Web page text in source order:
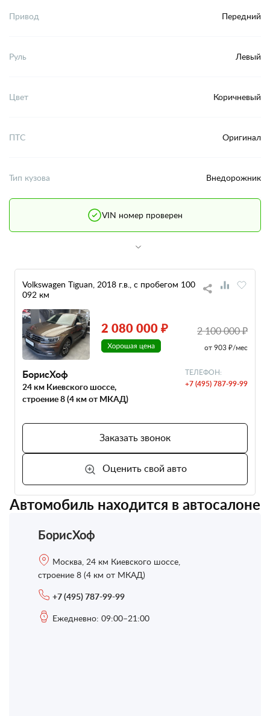
Привод Передний
Руль Левый
Цвет Коричневый
ПТС Оригинал
Тип кузова Внедорожник
VIN номер проверен
Volkswagen Tiguan, 2018 г.в., с пробегом 100
092 км
2 080 000 ₽ 2 100 000 ₽
от 903 ₽/мес
БорисХоф
24 км Киевского шоссе,
строение 8 (4 км от МКАД)
ТЕЛЕФОН:
+7 (495) 787-99-99
Заказать звонок
Оценить свой авто
Автомобиль находится в автосалоне
БорисХоф
Москва, 24 км Киевского шоссе,
строение 8 (4 км от МКАД)
+7 (495) 787-99-99
Ежедневно: 09:00–21:00